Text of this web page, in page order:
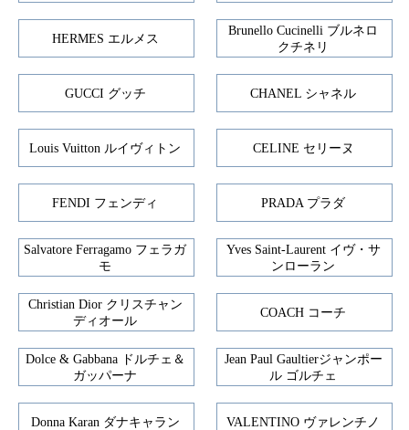
HERMES エルメス
Brunello Cucinelli ブルネロ
クチネリ
GUCCI グッチ CHANEL シャネル
Louis Vuitton ルイヴィトン CELINE セリーヌ
FENDI フェンディ PRADA プラダ
Salvatore Ferragamo フェラガ
モ
Yves Saint-Laurent イヴ・サ
ンローラン
Christian Dior クリスチャン
ディオール
COACH コーチ
Dolce & Gabbana ドルチェ＆
ガッパーナ
Jean Paul Gaultierジャンポー
ル ゴルチェ
Donna Karan ダナキャラン VALENTINO ヴァレンチノ